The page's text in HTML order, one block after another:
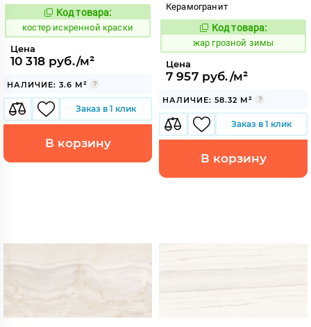
801414
Код товара:
костер искренной краски
Цена
10 318 руб./м²
НАЛИЧИЕ: 3.6 М²
Заказ в 1 клик
В корзину
Керамогранит
362157
Код товара:
жар грозной зимы
Цена
7 957 руб./м²
НАЛИЧИЕ: 58.32 М²
Заказ в 1 клик
В корзину